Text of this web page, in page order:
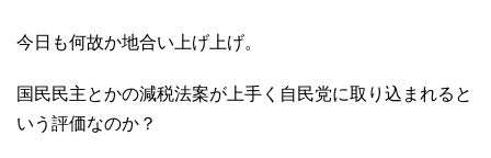
今日も何故か地合い上げ上げ。
国民民主とかの減税法案が上手く自民党に取り込まれると
いう評価なのか？